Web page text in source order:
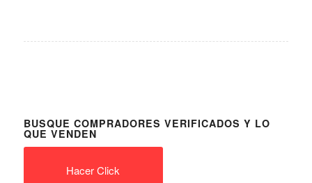
BUSQUE COMPRADORES VERIFICADOS Y LO
QUE VENDEN
Hacer Click